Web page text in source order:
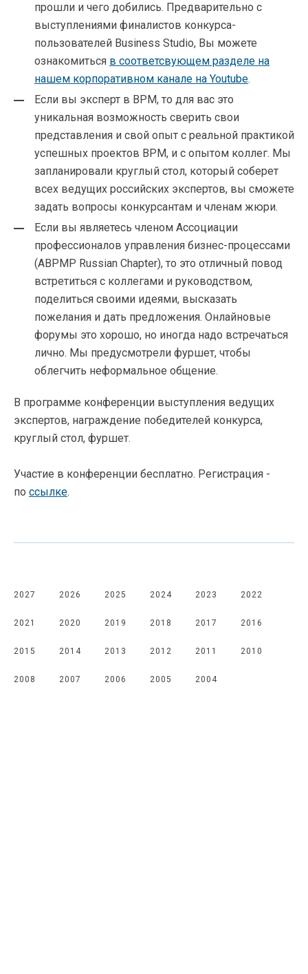
прошли и чего добились. Предварительно с
выступлениями финалистов конкурса-
пользователей Business Studio, Вы можете
ознакомиться в соответсвующем разделе на
нашем корпоративном канале на Youtube.
Если вы эксперт в BPM, то для вас это
уникальная возможность сверить свои
представления и свой опыт с реальной практикой
успешных проектов BPM, и с опытом коллег. Мы
запланировали круглый стол, который соберет
всех ведущих российских экспертов, вы сможете
задать вопросы конкурсантам и членам жюри.
Если вы являетесь членом Ассоциации
профессионалов управления бизнес-процессами
(ABPMP Russian Chapter), то это отличный повод
встретиться с коллегами и руководством,
поделиться своими идеями, высказать
пожелания и дать предложения. Онлайновые
форумы это хорошо, но иногда надо встречаться
лично. Мы предусмотрели фуршет, чтобы
облегчить неформальное общение.
В программе конференции выступления ведущих
экспертов, награждение победителей конкурса,
круглый стол, фуршет.
Участие в конференции бесплатно. Регистрация -
по ссылке.
2027 2026 2025 2024 2023 2022
2021 2020 2019 2018 2017 2016
2015 2014 2013 2012 2011 2010
2008 2007 2006 2005 2004